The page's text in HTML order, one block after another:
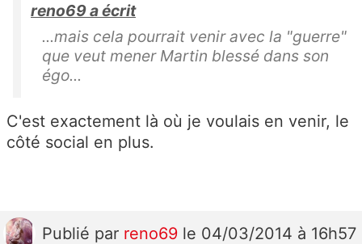
reno69 a écrit
...mais cela pourrait venir avec la "guerre"
que veut mener Martin blessé dans son
égo...
C'est exactement là où je voulais en venir, le
côté social en plus.
Publié par reno69 le 04/03/2014 à 16h57